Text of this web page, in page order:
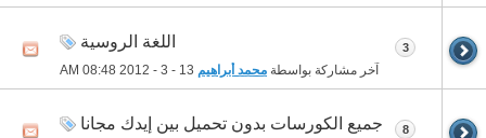
اللغة الروسية
آخر مشاركة بواسطة محمد أبراهيم 08:48 AM
3
جميع الكورسات بدون تحميل بين إيدك مجانا 8